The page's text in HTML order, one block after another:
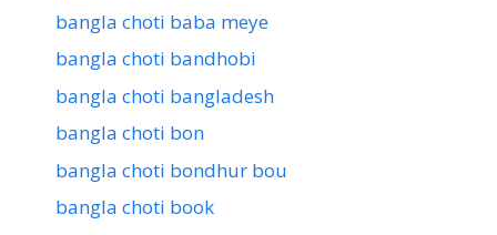
bangla choti baba meye
bangla choti bandhobi
bangla choti bangladesh
bangla choti bon
bangla choti bondhur bou
bangla choti book